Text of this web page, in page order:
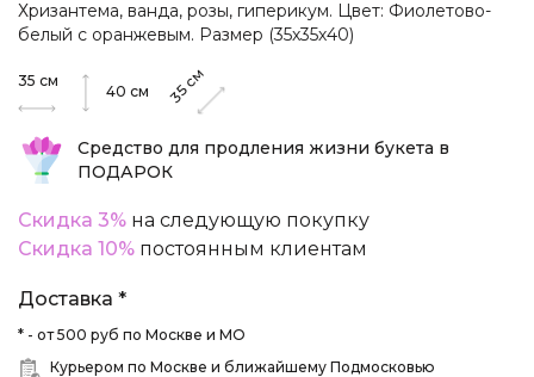
Хризантема, ванда, розы, гиперикум. Цвет: Фиолетово-
белый с оранжевым. Размер (35х35х40)
35 см
40 см 35см
Средство для продления жизни букета в
ПОДАРОК
Скидка 3% на следующую покупку
Скидка 10% постоянным клиентам
Доставка *
* - от 500 руб по Москве и МО
Курьером по Москве и ближайшему Подмосковью